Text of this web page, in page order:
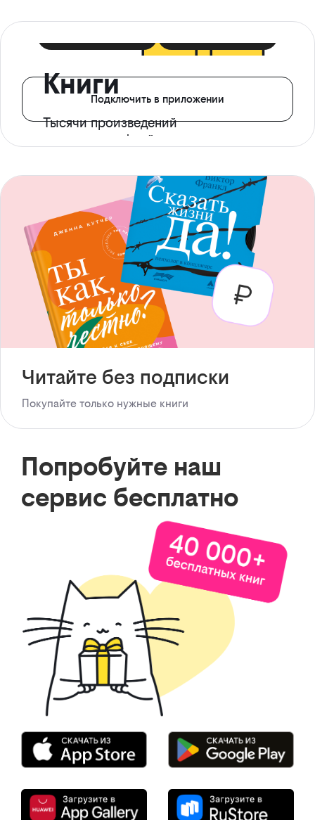
Книги
Тысячи произведений
с доступом офлайн
Подключить в приложении
Читайте без подписки
Покупайте только нужные книги
Попробуйте наш
сервис бесплатно